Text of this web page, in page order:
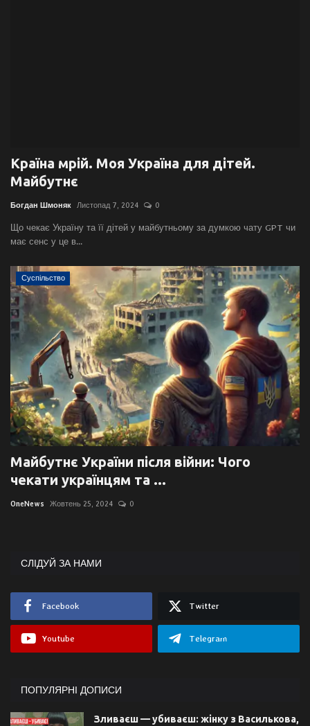
Спорт
Авто
Відео
Мова
English Ukraine
Країна мрій. Моя Україна для дітей.
Майбутнє
Богдан Шмоняк Листопад 7, 2024 0
Що чекає Україну та її дітей у майбутньому за думкою чату GPT чи
має сенс у це в...
Суспільство
Майбутнє України після війни: Чого
чекати українцям та ...
OneNews Жовтень 25, 2024 0
СЛІДУЙ ЗА НАМИ
Facebook Twitter
Youtube Telegram
ПОПУЛЯРНІ ДОПИСИ
Зливаєш — убиваєш: жінку з Василькова,